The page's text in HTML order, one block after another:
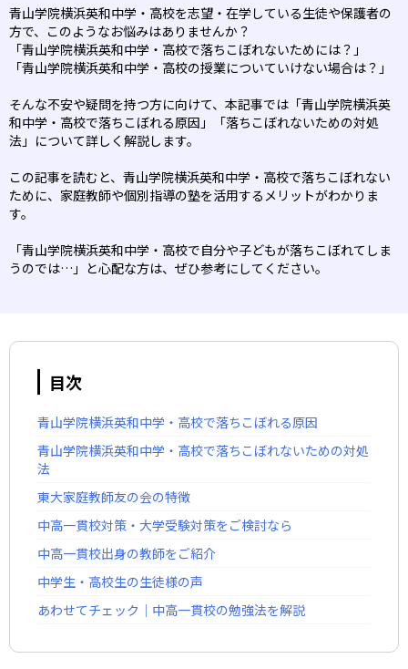
青山学院横浜英和中学・高校を志望・在学している生徒や保護者の
方で、このようなお悩みはありませんか？
「青山学院横浜英和中学・高校で落ちこぼれないためには？」
「青山学院横浜英和中学・高校の授業についていけない場合は？」
そんな不安や疑問を持つ方に向けて、本記事では「青山学院横浜英
和中学・高校で落ちこぼれる原因」「落ちこぼれないための対処
法」について詳しく解説します。
この記事を読むと、青山学院横浜英和中学・高校で落ちこぼれない
ために、家庭教師や個別指導の塾を活用するメリットがわかりま
す。
「青山学院横浜英和中学・高校で自分や子どもが落ちこぼれてしま
うのでは…」と心配な方は、ぜひ参考にしてください。
目次
青山学院横浜英和中学・高校で落ちこぼれる原因
青山学院横浜英和中学・高校で落ちこぼれないための対処
法
東大家庭教師友の会の特徴
中高一貫校対策・大学受験対策をご検討なら
中高一貫校出身の教師をご紹介
中学生・高校生の生徒様の声
あわせてチェック｜中高一貫校の勉強法を解説